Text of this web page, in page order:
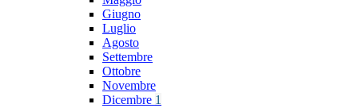
Giugno
Luglio
Agosto
Settembre
Ottobre
Novembre
Dicembre 1